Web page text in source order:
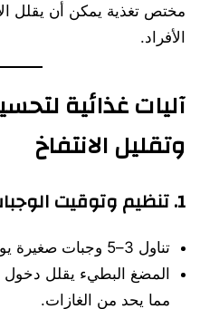
مختص تغذية يمكن أن يقلل
الأفراد.
آليات غذائية
وتقليل الانتفاخ
1. تنظيم وتوقيت الوجبات
تناول 3–5 وجبات صغيرة يوميًا بدلاً من وجبتين كبيرتين.
المضغ البطيء يقلل دخول
مما يحد من الغازات.